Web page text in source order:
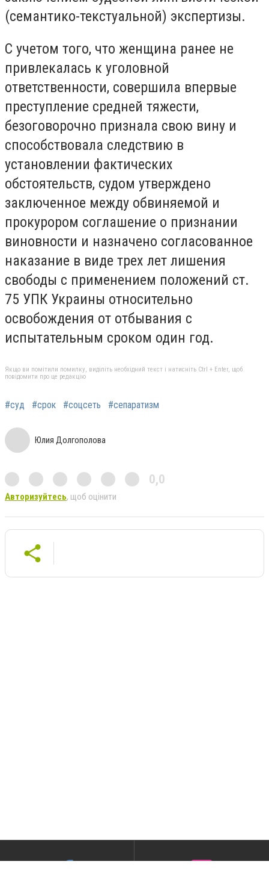
(семантико-текстуальной) экспертизы.
С учетом того, что женщина ранее не
привлекалась к уголовной
ответственности, совершила впервые
преступление средней тяжести,
безоговорочно признала свою вину и
способствовала следствию в
установлении фактических
обстоятельств, судом утверждено
заключенное между обвиняемой и
прокурором соглашение о признании
виновности и назначено согласованное
наказание в виде трех лет лишения
свободы с применением положений ст.
75 УПК Украины относительно
освобождения от отбывания с
испытательным сроком один год.
Якщо ви помітили помилку, виділіть необхідний текст і натисніть Ctrl + Enter, щоб
повідомити про це редакцію
#суд #срок #соцсеть #сепаратизм
Юлия Долгополова
0,0
Авторизуйтесь, щоб оцінити